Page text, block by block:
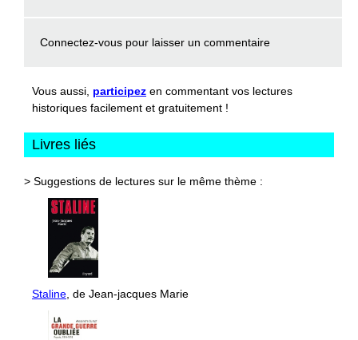
Connectez-vous pour laisser un commentaire
Vous aussi, participez en commentant vos lectures
historiques facilement et gratuitement !
Livres liés
> Suggestions de lectures sur le même thème :
Staline, de Jean-jacques Marie